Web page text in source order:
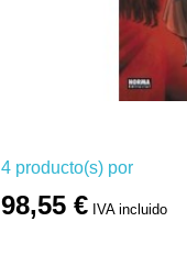
4 producto(s) por
98,55 € IVA incluido